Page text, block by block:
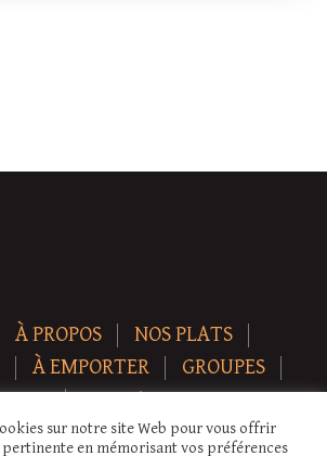
À PROPOS
NOS PLATS
À EMPORTER
GROUPES
CONTACT
ecurie. Tous droits réservés.
sur notre site Web pour vous offrir
en mémorisant vos préférences